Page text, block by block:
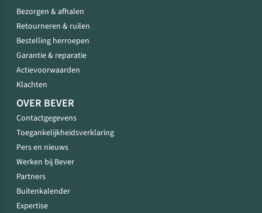
Bezorgen & afhalen
Retourneren & ruilen
Bestelling herroepen
Garantie & reparatie
Actievoorwaarden
Klachten
OVER BEVER
Contactgegevens
Toegankelijkheidsverklaring
Pers en nieuws
Werken bij Bever
Partners
Buitenkalender
Expertise